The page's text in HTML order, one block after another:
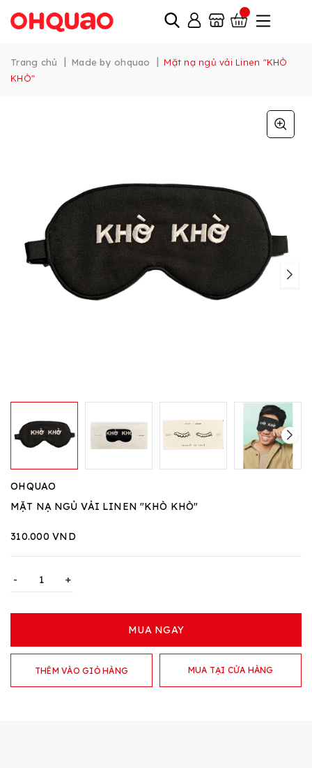
Trang chủ | Made by ohquao | Mặt nạ ngủ vải Linen "KHÒ
KHÒ"
OHQUAO
MẶT NẠ NGỦ VẢI LINEN "KHÒ KHÒ"
310.000 VND
- +
MUA NGAY
THÊM VÀO GIỎ HÀNG MUA TẠI CỬA HÀNG